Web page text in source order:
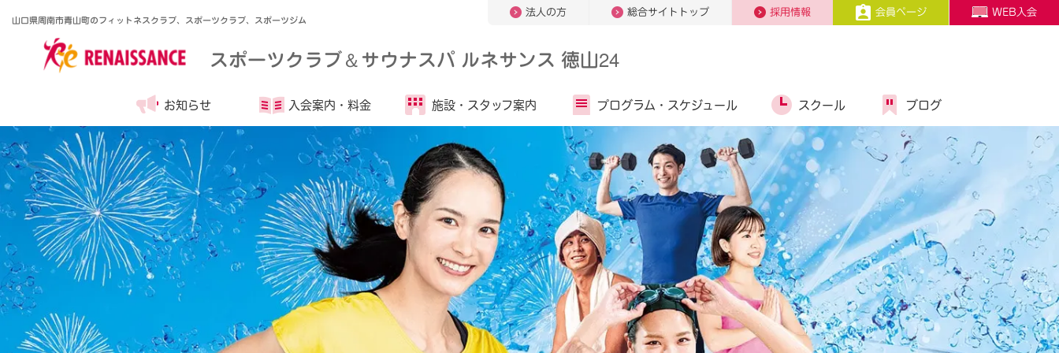
山口県周南市青山町のフィットネスクラブ、スポーツクラブ、スポーツジム
法人の方 総合サイトトップ 採用情報 会員ページ WEB入会
スポーツクラブ＆サウナスパ ルネサンス 徳山24
お知らせ 入会案内・ 料金 施設・ スタッフ案内 プログラム・ スケジュール スクール ブログ